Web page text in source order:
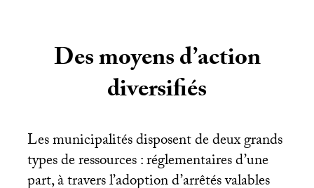
Des moyens d’action
diversifiés
Les municipalités disposent de deux grands
types de ressources : réglementaires d’une
part, à travers l’adoption d’arrêtés valables